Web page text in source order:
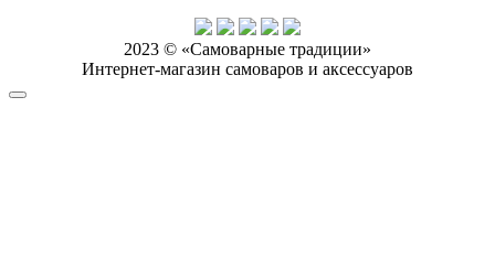
2023 © «Самоварные традиции»
Интернет-магазин самоваров и аксессуаров